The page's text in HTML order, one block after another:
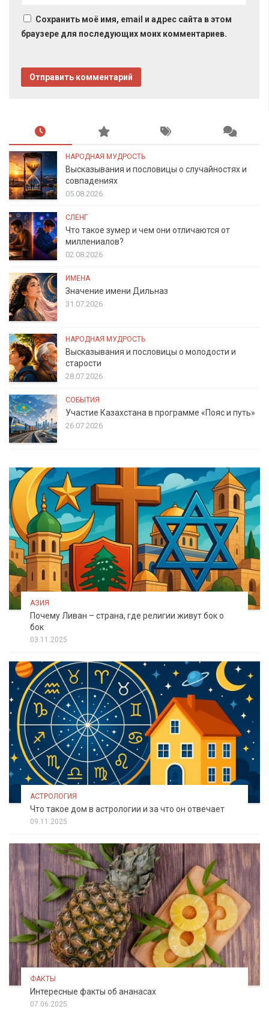
Сохранить моё имя, email и адрес сайта в этом
браузере для последующих моих комментариев.
НАРОДНАЯ МУДРОСТЬ
Высказывания и пословицы о случайностях и
совпадениях
05.08.2026
СЛЕНГ
Что такое зумер и чем они отличаются от
миллениалов?
02.08.2026
ИМЕНА
Значение имени Дильназ
31.07.2026
НАРОДНАЯ МУДРОСТЬ
Высказывания и пословицы о молодости и
старости
28.07.2026
СОБЫТИЯ
Участие Казахстана в программе «Пояс и путь»
26.07.2026
АЗИЯ
Почему Ливан – страна, где религии живут бок о
бок
03.11.2025
АСТРОЛОГИЯ
Что такое дом в астрологии и за что он отвечает
09.11.2025
ФАКТЫ
Интересные факты об ананасах
07.06.2025